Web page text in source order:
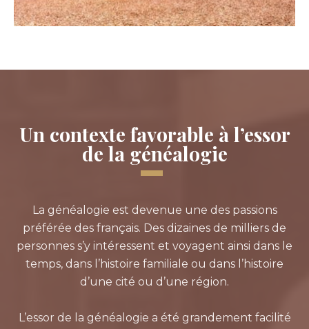
Un contexte favorable à l’essor
de la généalogie
La généalogie est devenue une des passions
préférée des français. Des dizaines de milliers de
personnes s’y intéressent et voyagent ainsi dans le
temps, dans l’histoire familiale ou dans l’histoire
d’une cité ou d’une région.
L’essor de la généalogie a été grandement facilité